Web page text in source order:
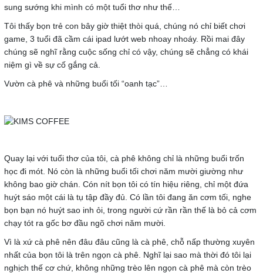
sung sướng khi mình có một tuổi thơ như thế…
Tôi thấy bọn trẻ con bây giờ thiệt thòi quá, chúng nó chỉ biết chơi
game, 3 tuổi đã cầm cái ipad lướt web nhoay nhoáy. Rồi mai đây
chúng sẽ nghĩ rằng cuộc sống chỉ có vậy, chúng sẽ chẳng có khái
niệm gì về sự cố gắng cả.
Vườn cà phê và những buổi tối “oanh tạc”…
Quay lại với tuổi thơ của tôi, cà phê không chỉ là những buổi trốn
học đi mót. Nó còn là những buổi tối chơi năm mười giường như
không bao giờ chán. Cón nít bọn tôi có tín hiệu riêng, chỉ một đứa
huýt sáo một cái là tụ tập đầy đủ. Có lần tôi đang ăn cơm tối, nghe
bọn bạn nó huýt sao inh ỏi, trong người cứ rần rần thế là bỏ cả cơm
chạy tót ra gốc bơ đầu ngõ chơi năm mười.
Vì là xứ cà phê nên đâu đâu cũng là cà phê, chỗ nấp thường xuyên
nhất của bọn tôi là trên ngọn cà phê. Nghĩ lại sao mà thời đó tôi lại
nghịch thế cơ chứ, không những trèo lên ngọn cà phê mà còn trèo